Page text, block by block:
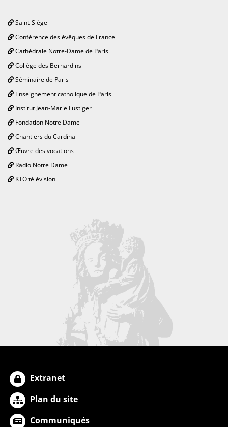
Saint-Siège
Conférence des évêques de France
Cathédrale Notre-Dame de Paris
Collège des Bernardins
Séminaire de Paris
Enseignement catholique de Paris
Institut Jean-Marie Lustiger
Fondation Notre Dame
Chantiers du Cardinal
Œuvre des vocations
Radio Notre Dame
KTO télévision
Extranet
Plan du site
Communiqués